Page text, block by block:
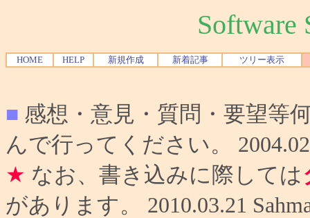
Software
HOME HELP 新規作成 新着記事 ツリー表示
■ 感想・意見・質問・要望等
んで行ってください。
★ なお、書き込みに際しては
があります。 2010.03.21